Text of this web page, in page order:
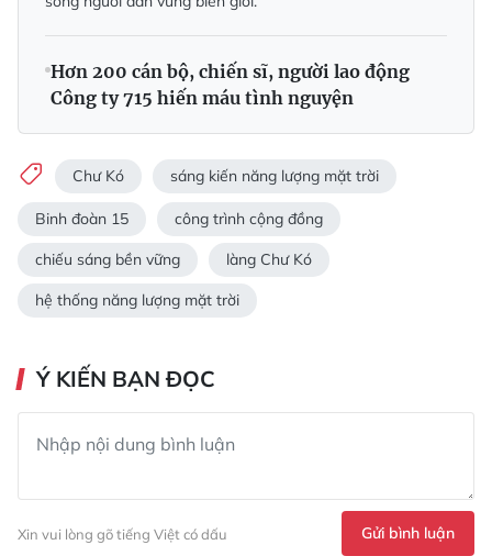
Hơn 200 cán bộ, chiến sĩ, người lao động
Công ty 715 hiến máu tình nguyện
Chư Kó sáng kiến năng lượng mặt trời
Binh đoàn 15 công trình cộng đồng
chiếu sáng bền vững làng Chư Kó
hệ thống năng lượng mặt trời
Ý KIẾN BẠN ĐỌC
Xin vui lòng gõ tiếng Việt có dấu Gửi bình luận